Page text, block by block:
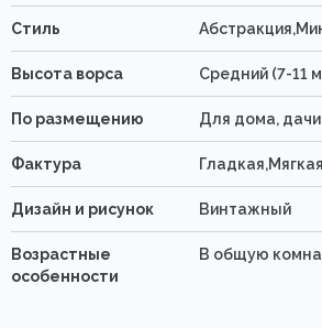
Стиль
Высота ворса Средний (7-11
По размещению Для дома,
Фактура Гладкая,Мягкая
Дизайн и рисунок Винтажный
Возрастные
особенности
В общую